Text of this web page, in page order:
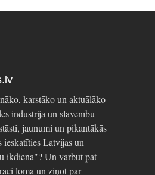
karstāko un aktuālāko
industrijā un slavenību
jaunumi un pikantākās
Latvijas un
ikdienā"? Un varbūt pat
lomā un ziņot par